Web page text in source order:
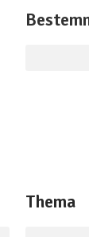
Thema